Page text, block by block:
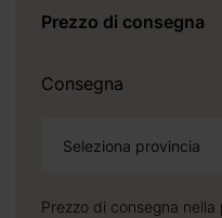
Prezzo di consegna
Consegna
Seleziona provincia
Prezzo di consegna
+ 155 €